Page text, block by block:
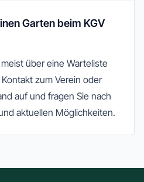
Garten beim KGV
über eine Warteliste
zum Verein oder
auf und fragen Sie nach
aktuellen Möglichkeiten.